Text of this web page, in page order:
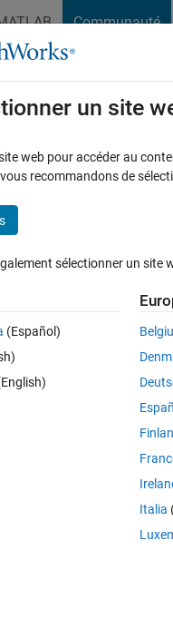
Communauté
Cody
and minima
1 Réponse
un site
web pour accéder au
recommandons de
sélectionner un site
(Español)
Italia